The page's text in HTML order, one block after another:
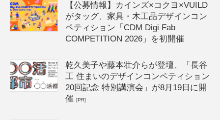
【公募情報】カインズ×コクヨ×VUILD
がタッグ、家具・木工品デザインコン
ペティション「CDM Digi Fab
COMPETITION 2026」を初開催
乾久美子や藤本壮介らが登壇、「長谷
工 住まいのデザインコンペティション
20回記念 特別講演会」が8月19日に開
催[PR]